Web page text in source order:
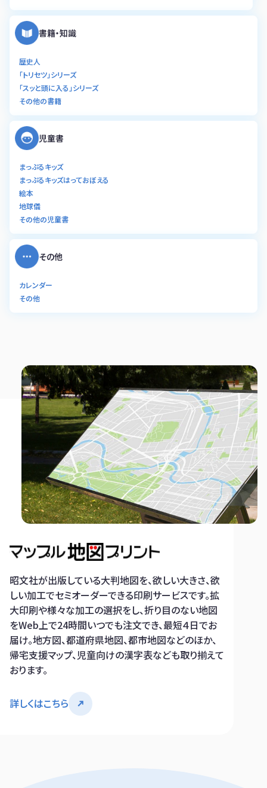
書籍・知識
歴史人
「トリセツ」シリーズ
「スッと頭に入る」シリーズ
その他の書籍
児童書
まっぷるキッズ
まっぷるキッズはっておぼえる
絵本
地球儀
その他の児童書
その他
カレンダー
その他
昭文社が出版している大判地図を、欲しい大きさ、欲
しい加工でセミオーダーできる印刷サービスです。拡
大印刷や様々な加工の選択をし、折り目のない地図
をWeb上で24時間いつでも注文でき、最短４日でお
届け。地方図、都道府県地図、都市地図などのほか、
帰宅支援マップ、児童向けの漢字表なども取り揃えて
おります。
詳しくはこちら